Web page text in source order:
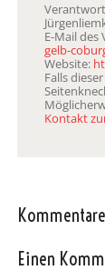
E-Mail
gelb-
Website:
Falls
Kontakt
Kommentare
Einen